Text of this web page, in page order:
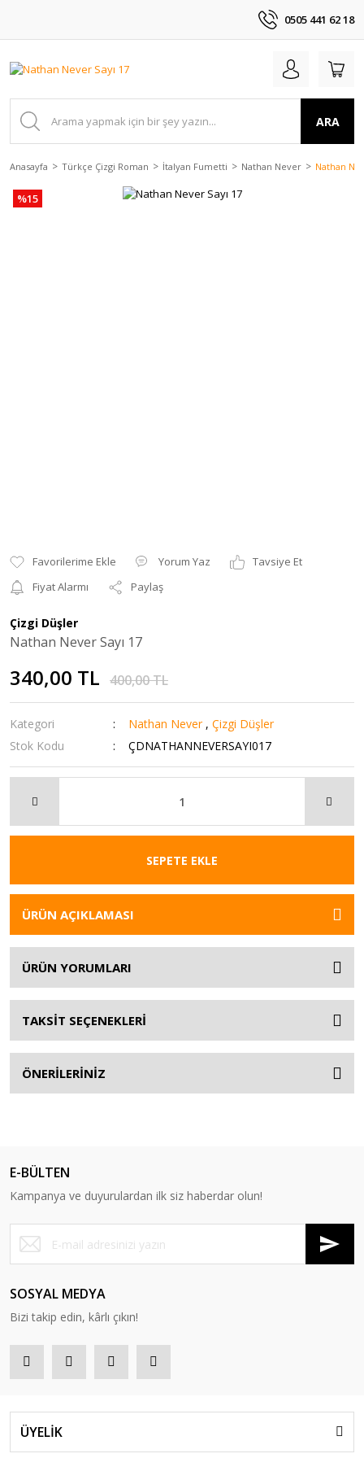
0505 441 62 18
ARA
Anasayfa Türkçe Çizgi Roman İtalyan Fumetti Nathan Never Nathan
%15
Yorum Yaz
Tavsiye Et
Fiyat Alarmı
Paylaş
Çizgi Düşler
Nathan Never Sayı 17
340,00 TL 400,00 TL
Kategori Nathan Never ,Çizgi Düşler
Stok Kodu
ÇDNATHANNEVERSAYI017
SEPETE EKLE
ÜRÜN AÇIKLAMASI
ÜRÜN YORUMLARI
TAKSİT SEÇENEKLERİ
ÖNERİLERİNİZ
E-BÜLTEN
Kampanya ve duyurulardan ilk siz haberdar olun!
SOSYAL MEDYA
Bizi takip edin, kârlı çıkın!
ÜYELİK